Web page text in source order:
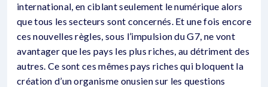
international, en ciblant seulement le numérique alors
que tous les secteurs sont concernés. Et une fois encore
ces nouvelles règles, sous l’impulsion du G7, ne vont
avantager que les pays les plus riches, au détriment des
autres. Ce sont ces mêmes pays riches qui bloquent la
création d’un organisme onusien sur les questions